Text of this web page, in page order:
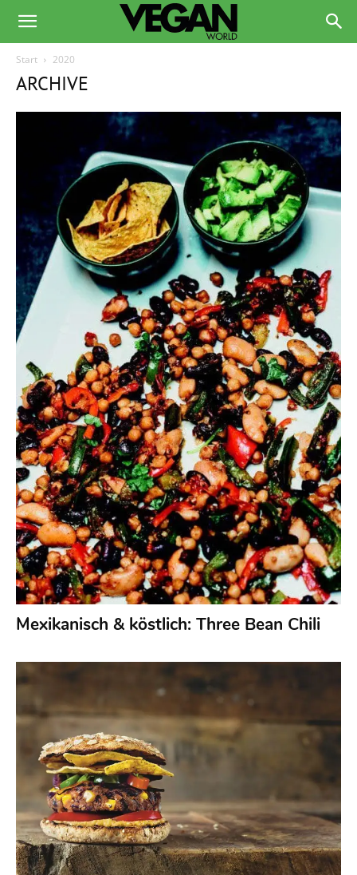
Start 2020
ARCHIVE
Mexikanisch & köstlich: Three Bean Chili